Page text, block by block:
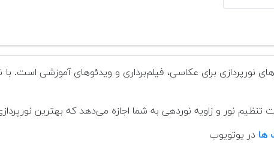
نورپردازی برای عکاسی، فیلم‌برداری و ویدئوهای آموزشی
تنظیم نور و زاویه نوردهی به شما اجازه می‌دهد که بهترین
در یوتویوب